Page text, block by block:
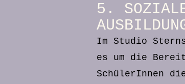
5. SOZIALE
Im Studio
es um die
SchülerInnen